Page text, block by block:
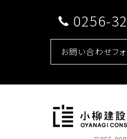
0256-
お問い合わせフ